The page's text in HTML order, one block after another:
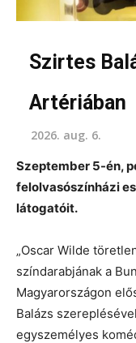
Szirtes
Artériában
2026. aug. 6.
Szeptember 5-én,
felolvasószínházi
látogatóit.
„Oscar Wilde
színdarabjának a
Magyarországon
Balázs
egyszemélyes